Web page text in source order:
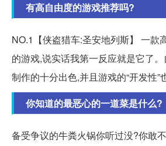
有高自由度的游戏推荐吗?
NO.1【侠盗猎车:圣安地列斯】 一款
的游戏,说实话我第一反应就是它了
制作的十分出色,并且游戏的“开发性”
你知道的最恶心的一道菜是什么?
备受争议的牛粪火锅你听过没?你敢